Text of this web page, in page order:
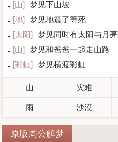
[山]
梦见下山坡
[地]
梦见地震了等死
[太阳]
梦见同时有太阳与月亮
[山]
梦见和爸爸一起走山路
[彩虹] 梦见横渡彩虹
山 灾难
雨 沙漠
原版周公解梦